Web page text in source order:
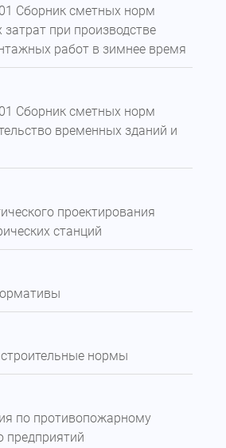
Сборник сметных норм
при производстве
работ в зимнее время
Сборник сметных норм
временных зданий и
проектирования
станций
нормы
по противопожарному
предприятий